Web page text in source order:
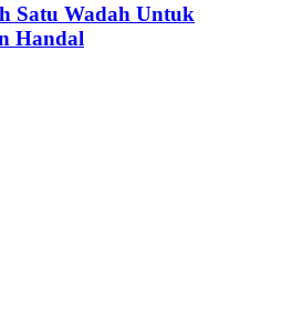
Satu Wadah Untuk
Handal